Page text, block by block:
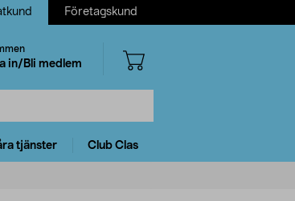
Företagskund
in/Bli medlem
tjänster Club Clas